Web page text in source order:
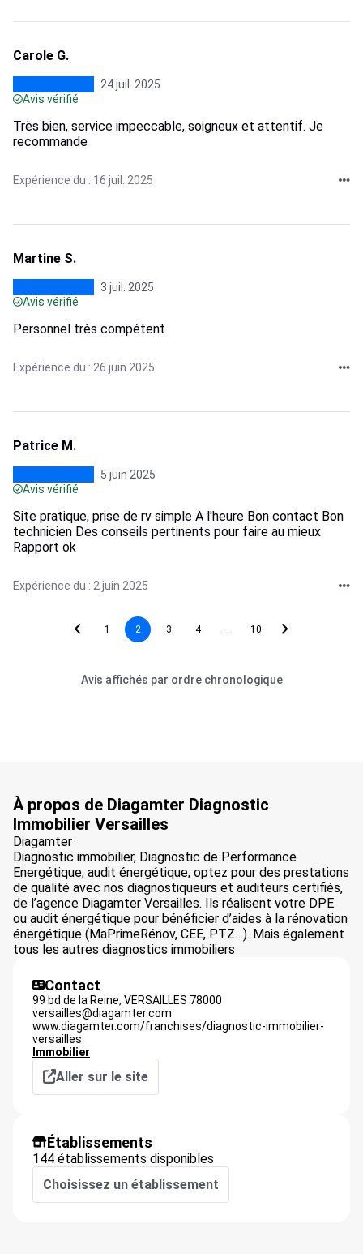
Carole G.
24 juil. 2025
Avis vérifié
Très bien, service impeccable, soigneux et attentif. Je
recommande
Expérience du : 16 juil. 2025
Martine S.
3 juil. 2025
Avis vérifié
Personnel très compétent
Expérience du : 26 juin 2025
Patrice M.
5 juin 2025
Avis vérifié
Site pratique, prise de rv simple A l'heure Bon contact Bon
technicien Des conseils pertinents pour faire au mieux
Rapport ok
Expérience du : 2 juin 2025
1 2 3 4 10
Avis affichés par ordre chronologique
À propos de Diagamter Diagnostic
Immobilier Versailles
Diagamter
Diagnostic immobilier, Diagnostic de Performance
Energétique, audit énergétique, optez pour des prestations
de qualité avec nos diagnostiqueurs et auditeurs certifiés,
de l’agence Diagamter Versailles. Ils réalisent votre DPE
ou audit énergétique pour bénéficier d’aides à la rénovation
énergétique (MaPrimeRénov, CEE, PTZ…). Mais également
tous les autres diagnostics immobiliers
Contact
99 bd de la Reine, VERSAILLES 78000
versailles@diagamter.com
www.diagamter.com/franchises/diagnostic-immobilier-
versailles
Immobilier
Aller sur le site
Établissements
144 établissements disponibles
Choisissez un établissement